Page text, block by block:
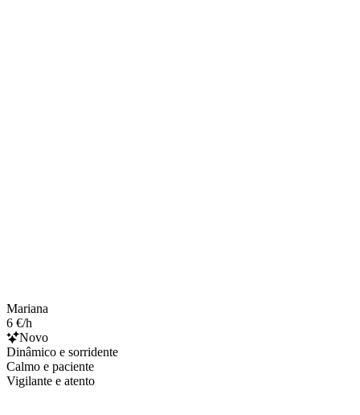
Mariana
6 €/h
Novo
Dinâmico e sorridente
Calmo e paciente
Vigilante e atento